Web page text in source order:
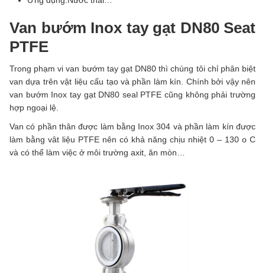
Van bướm Inox tay gạt DN80 Seat
PTFE
Trong phạm vi van bướm tay gạt DN80 thì chúng tôi chỉ phân biệt
van dựa trên vật liệu cấu tạo và phần làm kín. Chính bởi vậy nên
van bướm Inox tay gạt DN80 seal PTFE cũng không phải trường
hợp ngoại lệ.
Van có phần thân được làm bằng Inox 304 và phần làm kín được
làm bằng vât liệu PTFE nên có khả năng chịu nhiệt 0 – 130 o C
và có thể làm việc ở môi trường axit, ăn mòn…